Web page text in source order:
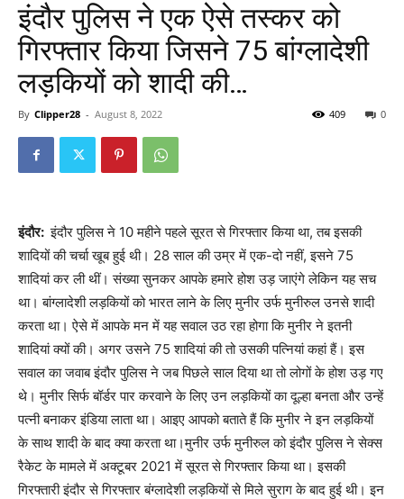
इंदौर पुलिस ने एक ऐसे तस्कर को
गिरफ्तार किया जिसने 75 बांग्लादेशी
लड़कियों को शादी की…
By Clipper28 - August 8, 2022 0
409
इंदौर: इंदौर पुलिस ने 10 महीने पहले सूरत से गिरफ्तार किया था, तब इसकी
शादियों की चर्चा खूब हुई थी। 28 साल की उम्र में एक-दो नहीं, इसने 75
शादियां कर ली थीं। संख्या सुनकर आपके हमारे होश उड़ जाएंगे लेकिन यह सच
था। बांग्लादेशी लड़कियों को भारत लाने के लिए मुनीर उर्फ मुनीरुल उनसे शादी
करता था। ऐसे में आपके मन में यह सवाल उठ रहा होगा कि मुनीर ने इतनी
शादियां क्यों की। अगर उसने 75 शादियां की तो उसकी पत्नियां कहां हैं। इस
सवाल का जवाब इंदौर पुलिस ने जब पिछले साल दिया था तो लोगों के होश उड़ गए
थे। मुनीर सिर्फ बॉर्डर पार करवाने के लिए उन लड़कियों का दूल्हा बनता और उन्हें
पत्नी बनाकर इंडिया लाता था। आइए आपको बताते हैं कि मुनीर ने इन लड़कियों
के साथ शादी के बाद क्या करता था।मुनीर उर्फ मुनीरुल को इंदौर पुलिस ने सेक्स
रैकेट के मामले में अक्टूबर 2021 में सूरत से गिरफ्तार किया था। इसकी
गिरफ्तारी इंदौर से गिरफ्तार बंग्लादेशी लड़कियों से मिले सुराग के बाद हुई थी। इन